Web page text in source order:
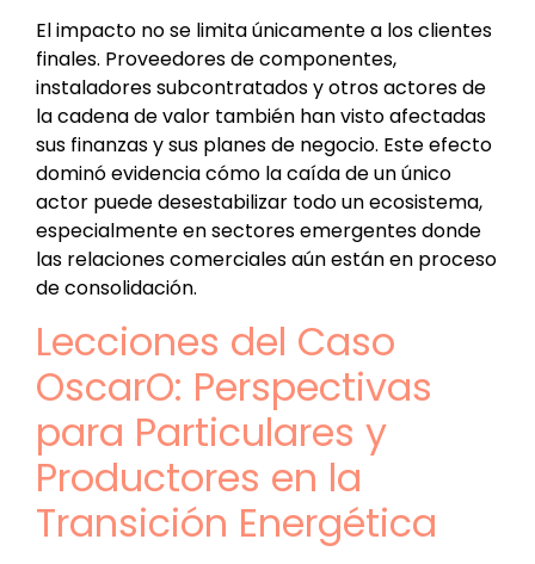
El impacto no se limita únicamente a los clientes
finales. Proveedores de componentes,
instaladores subcontratados y otros actores de
la cadena de valor también han visto afectadas
sus finanzas y sus planes de negocio. Este efecto
dominó evidencia cómo la caída de un único
actor puede desestabilizar todo un ecosistema,
especialmente en sectores emergentes donde
las relaciones comerciales aún están en proceso
de consolidación.
Lecciones del Caso
OscarO: Perspectivas
para Particulares y
Productores en la
Transición Energética